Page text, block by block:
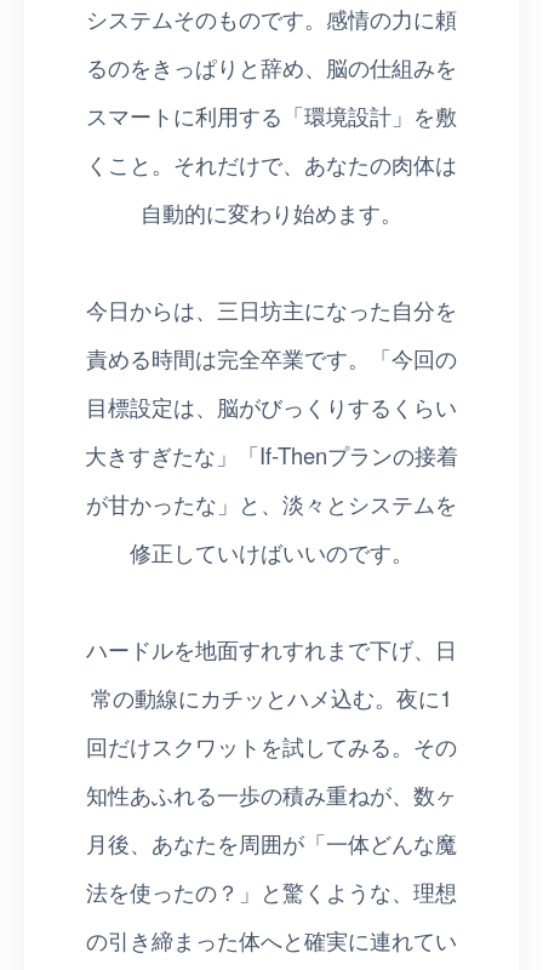
システムそのものです。感情の力に頼
るのをきっぱりと辞め、脳の仕組みを
スマートに利用する「環境設計」を敷
くこと。それだけで、あなたの肉体は
自動的に変わり始めます。
今日からは、三日坊主になった自分を
責める時間は完全卒業です。「今回の
目標設定は、脳がびっくりするくらい
大きすぎたな」「If-Thenプランの接着
が甘かったな」と、淡々とシステムを
修正していけばいいのです。
ハードルを地面すれすれまで下げ、日
常の動線にカチッとハメ込む。夜に1
回だけスクワットを試してみる。その
知性あふれる一歩の積み重ねが、数ヶ
月後、あなたを周囲が「一体どんな魔
法を使ったの？」と驚くような、理想
の引き締まった体へと確実に連れてい